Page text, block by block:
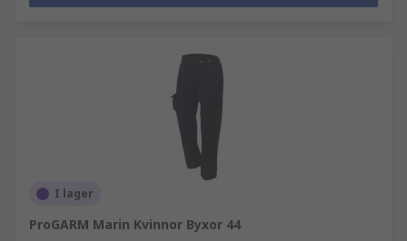
I lager
ProGARM Marin Kvinnor Byxor 44